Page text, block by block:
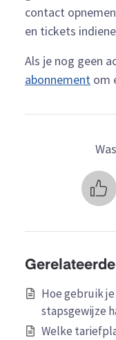
contact
en tickets
Als je nog geen
abonnement om
Hoe gebruik
stapsgewijze
Welke